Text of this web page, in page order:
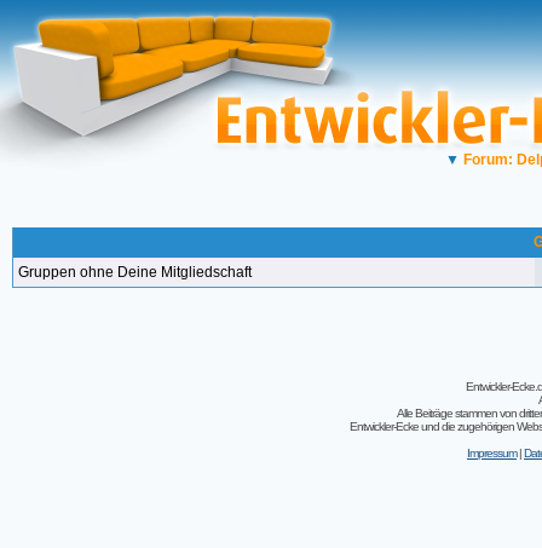
▼ Forum:
Gruppen ohne Deine Mitgliedschaft
Entwickler-
Alle Beiträge stammen von
Entwickler-Ecke und die zugehörigen
Impressum|